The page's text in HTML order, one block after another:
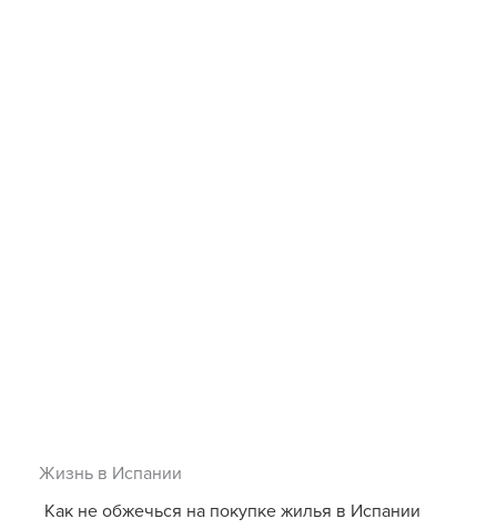
Жизнь в Испании
Как не обжечься на покупке жилья в Испании